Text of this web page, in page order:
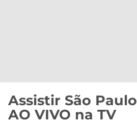
MELHORES
CASSINOS
ONLINE
INTERNACIONAL
DOS
CAMPEÕES
Assistir São
AO VIVO na TV